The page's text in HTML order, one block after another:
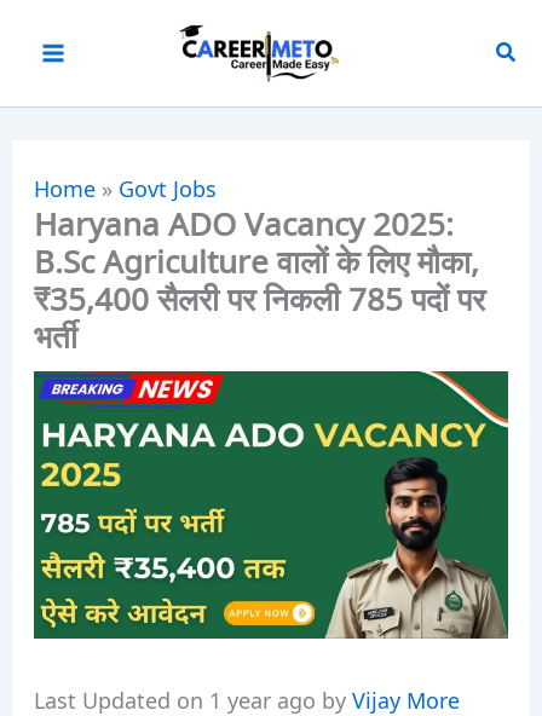
Home» Govt Jobs
Haryana ADO Vacancy 2025:
B.Sc Agriculture वालों के लिए मौका,
₹35,400 सैलरी पर निकली 785 पदों पर
भर्ती
Last Updated on 1 year ago byVijay More